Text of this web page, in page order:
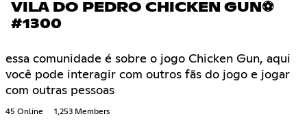
VILA DO PEDRO CHICKEN GUN⚽
#1300
essa comunidade é sobre o jogo Chicken Gun, aqui
você pode interagir com outros fãs do jogo e jogar
com outras pessoas
45 Online 1,253 Members